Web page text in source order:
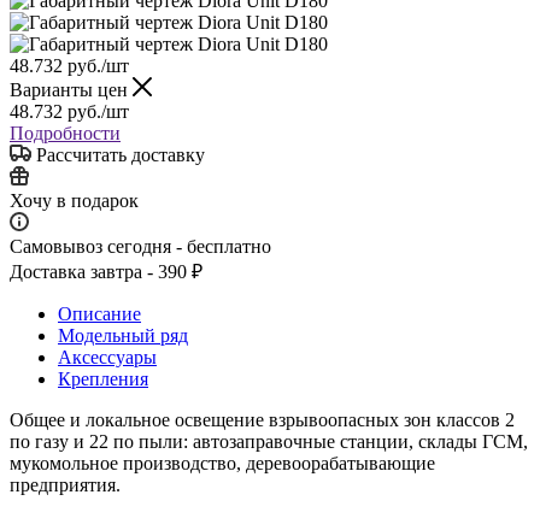
48.732 руб./шт
Варианты цен
48.732 руб./шт
Подробности
Рассчитать доставку
Хочу в подарок
Самовывоз сегодня - бесплатно
Доставка завтра - 390 ₽
Описание
Модельный ряд
Аксессуары
Крепления
Общее и локальное освещение взрывоопасных зон классов 2
по газу и 22 по пыли: автозаправочные станции, склады ГСМ,
мукомольное производство, деревоорабатывающие
предприятия.